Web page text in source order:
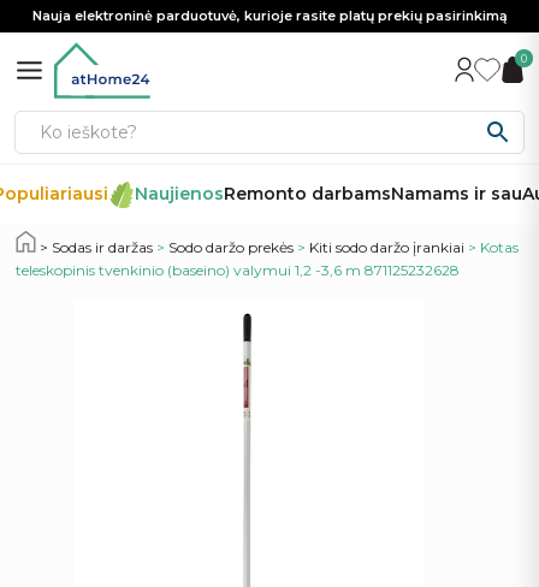
Nauja elektroninė parduotuvė, kurioje rasite platų prekių pasirinkimą
0
NaujienosRemonto darbamsNamams ir sau
Sodas ir daržas > Sodo daržo prekės > Kiti sodo daržo įrankiai > Kotas
teleskopinis tvenkinio (baseino) valymui 1,2 -3,6 m 871125232628